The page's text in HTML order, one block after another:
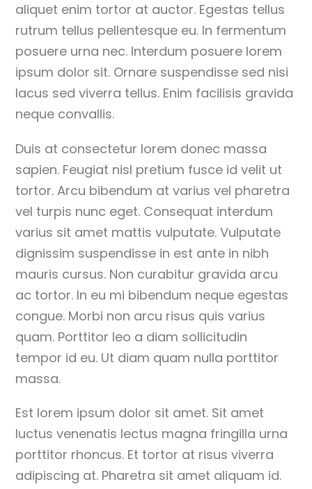
aliquet enim tortor at auctor. Egestas tellus
rutrum tellus pellentesque eu. In fermentum
posuere urna nec. Interdum posuere lorem
ipsum dolor sit. Ornare suspendisse sed nisi
lacus sed viverra tellus. Enim facilisis gravida
neque convallis.
Duis at consectetur lorem donec massa
sapien. Feugiat nisl pretium fusce id velit ut
tortor. Arcu bibendum at varius vel pharetra
vel turpis nunc eget. Consequat interdum
varius sit amet mattis vulputate. Vulputate
dignissim suspendisse in est ante in nibh
mauris cursus. Non curabitur gravida arcu
ac tortor. In eu mi bibendum neque egestas
congue. Morbi non arcu risus quis varius
quam. Porttitor leo a diam sollicitudin
tempor id eu. Ut diam quam nulla porttitor
massa.
Est lorem ipsum dolor sit amet. Sit amet
luctus venenatis lectus magna fringilla urna
porttitor rhoncus. Et tortor at risus viverra
adipiscing at. Pharetra sit amet aliquam id.